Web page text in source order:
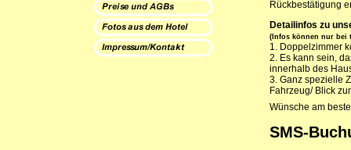
Rückbestätigung
Detailinfos zu
(Infos können nur bei
1. Doppelzimmer
2. Es kann sein,
innerhalb des
3. Ganz spezielle
Fahrzeug/ Blick
Wünsche am
SMS-